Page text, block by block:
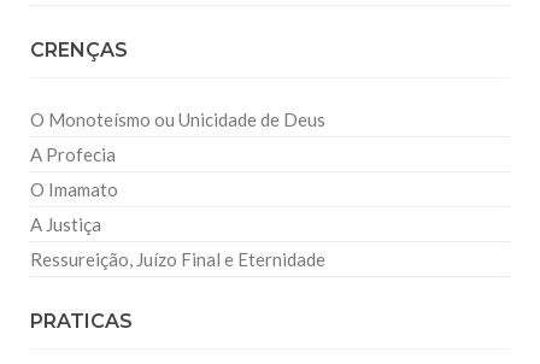
CRENÇAS
O Monoteísmo ou Unicidade de Deus
A Profecia
O Imamato
A Justiça
Ressureição, Juízo Final e Eternidade
PRATICAS